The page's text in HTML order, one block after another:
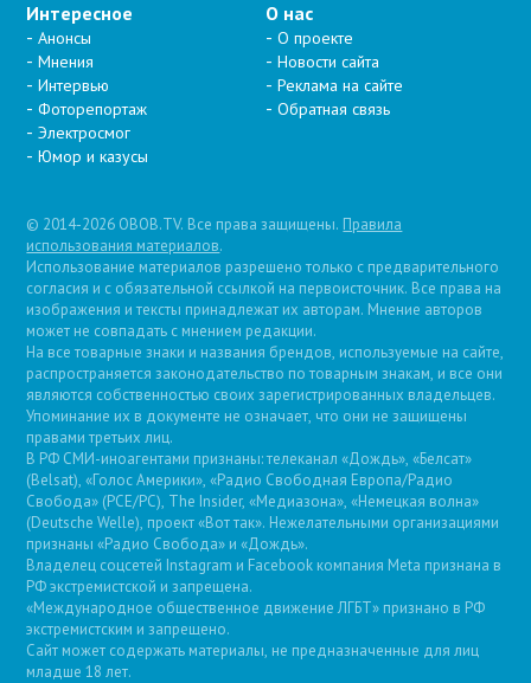
Интересное
Анонсы
Мнения
Интервью
Фоторепортаж
Электросмог
Юмор и казусы
О нас
О проекте
Новости сайта
Реклама на сайте
Обратная связь
© 2014-2026 OBOB.TV. Все права защищены. Правила
использования материалов.
Использование материалов разрешено только с предварительного
согласия и с обязательной ссылкой на первоисточник. Все права на
изображения и тексты принадлежат их авторам. Мнение авторов
может не совпадать с мнением редакции.
На все товарные знаки и названия брендов, используемые на сайте,
распространяется законодательство по товарным знакам, и все они
являются собственностью своих зарегистрированных владельцев.
Упоминание их в документе не означает, что они не защищены
правами третьих лиц.
В РФ СМИ-иноагентами признаны: телеканал «Дождь», «Белсат»
(Belsat), «Голос Америки», «Радио Свободная Европа/Радио
Свобода» (PCE/PC), The Insider, «Медиазона», «Немецкая волна»
(Deutsche Welle), проект «Вот так». Нежелательными организациями
признаны «Радио Свобода» и «Дождь».
Владелец соцсетей Instagram и Facebook компания Metа признана в
РФ экстремистской и запрещена.
«Международное общественное движение ЛГБТ» признано в РФ
экстремистским и запрещено.
Сайт может содержать материалы, не предназначенные для лиц
младше 18 лет.